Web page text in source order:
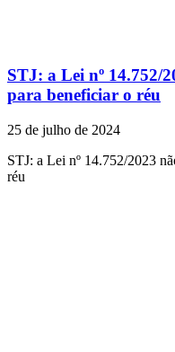
STJ: a Lei nº 14.752/
para beneficiar o réu
25 de julho de 2024
STJ: a Lei nº 14.752/2023
réu